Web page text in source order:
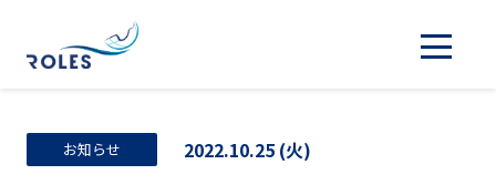
お知らせ 2022.10.25 (火)